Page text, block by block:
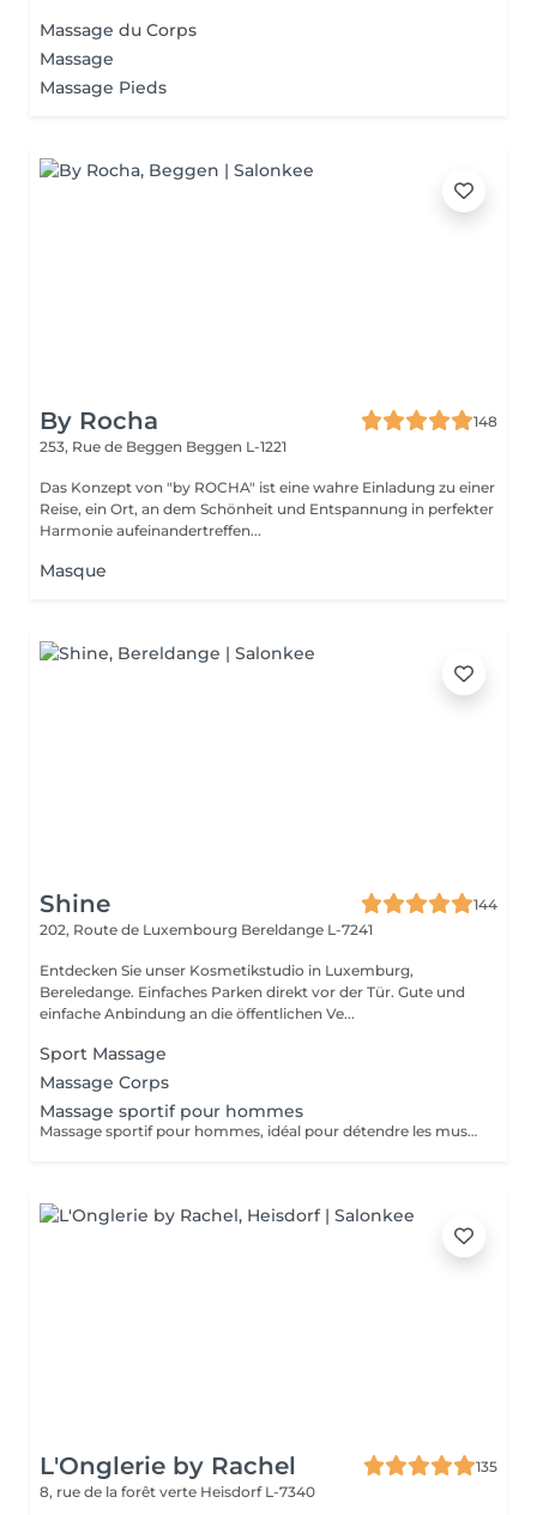
Massage du Corps
Massage
Massage Pieds
By Rocha
148
253, Rue de Beggen Beggen L-1221
Das Konzept von "by ROCHA" ist eine wahre Einladung zu einer
Reise, ein Ort, an dem Schönheit und Entspannung in perfekter
Harmonie aufeinandertreffen...
Masque
Shine
144
202, Route de Luxembourg Bereldange L-7241
Entdecken Sie unser Kosmetikstudio in Luxemburg,
Bereledange. Einfaches Parken direkt vor der Tür. Gute und
einfache Anbindung an die öffentlichen Ve...
Sport Massage
Massage Corps
Massage sportif pour hommes
Massage sportif pour hommes, idéal pour détendre les muscles, améliorer la récupération et réduire les tensions. Recommandé après le sport, le travail physique ou en cas de fatigue musculaire.
L'Onglerie by Rachel
135
8, rue de la forêt verte Heisdorf L-7340